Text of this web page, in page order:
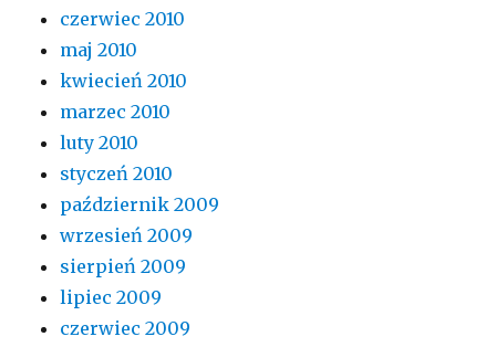
czerwiec 2010
maj 2010
kwiecień 2010
marzec 2010
luty 2010
styczeń 2010
październik 2009
wrzesień 2009
sierpień 2009
lipiec 2009
czerwiec 2009